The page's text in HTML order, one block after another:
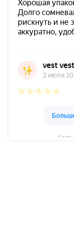
Базис